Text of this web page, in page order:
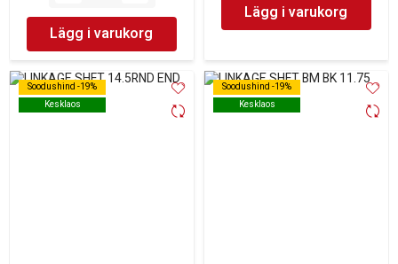
Lägg i varukorg
Lägg i varukorg
Soodushind -19%
Kesklaos
Soodushind -19%
Kesklaos
Soodushind -19%
Kesklaos
Soodushind -19%
Kesklaos